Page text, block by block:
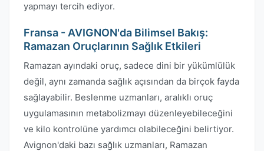
yapmayı tercih ediyor.
Fransa - AVIGNON'da Bilimsel Bakış:
Ramazan Oruçlarının Sağlık Etkileri
Ramazan ayındaki oruç, sadece dini bir yükümlülük
değil, aynı zamanda sağlık açısından da birçok fayda
sağlayabilir. Beslenme uzmanları, aralıklı oruç
uygulamasının metabolizmayı düzenleyebileceğini
ve kilo kontrolüne yardımcı olabileceğini belirtiyor.
Avignon'daki bazı sağlık uzmanları, Ramazan